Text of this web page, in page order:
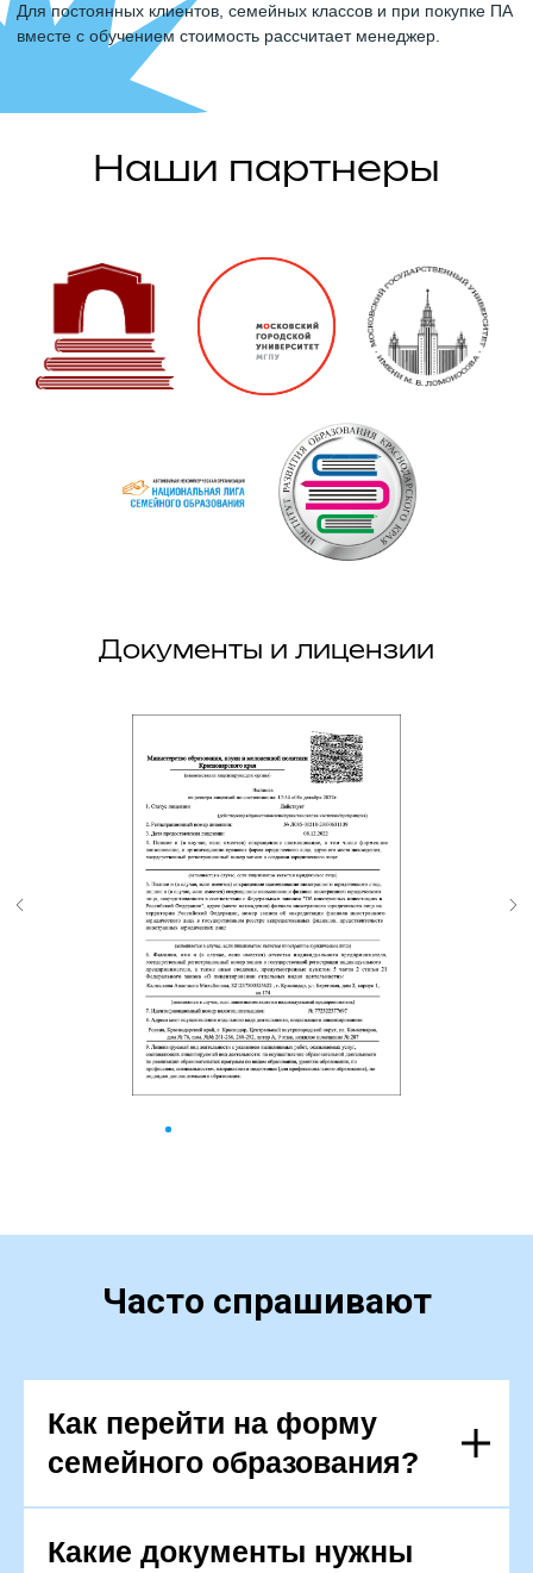
Для постоянных клиентов, семейных классов и при покупке ПА
вместе с обучением стоимость рассчитает менеджер.
Наши партнеры
Документы и лицензии
Часто спрашивают
Как перейти на форму
семейного образования?
Какие документы нужны